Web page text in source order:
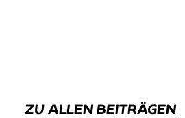
ZU ALLEN BEITRÄGEN